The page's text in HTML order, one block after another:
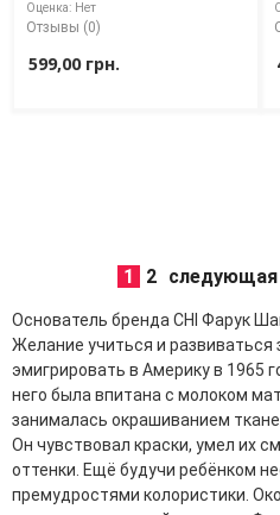
Оценка: Нет
Отзывы (0)
599,00 грн.
1 2 следующая
Основатель бренда CHI Фарук
Желание учиться и развиваться
эмигрировать в Америку в 1965
него была впитана с молоком
занималась окрашиванием
Он чувствовал краски, умел их
оттенки. Ещё будучи ребёнком
премудростями колористики.